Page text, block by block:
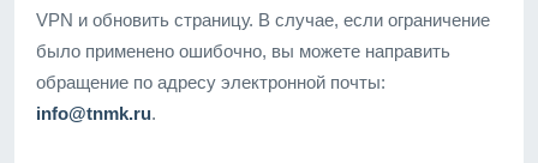
VPN и обновить страницу. В случае, если ограничение
было применено ошибочно, вы можете направить
обращение по адресу электронной почты:
info@tnmk.ru.